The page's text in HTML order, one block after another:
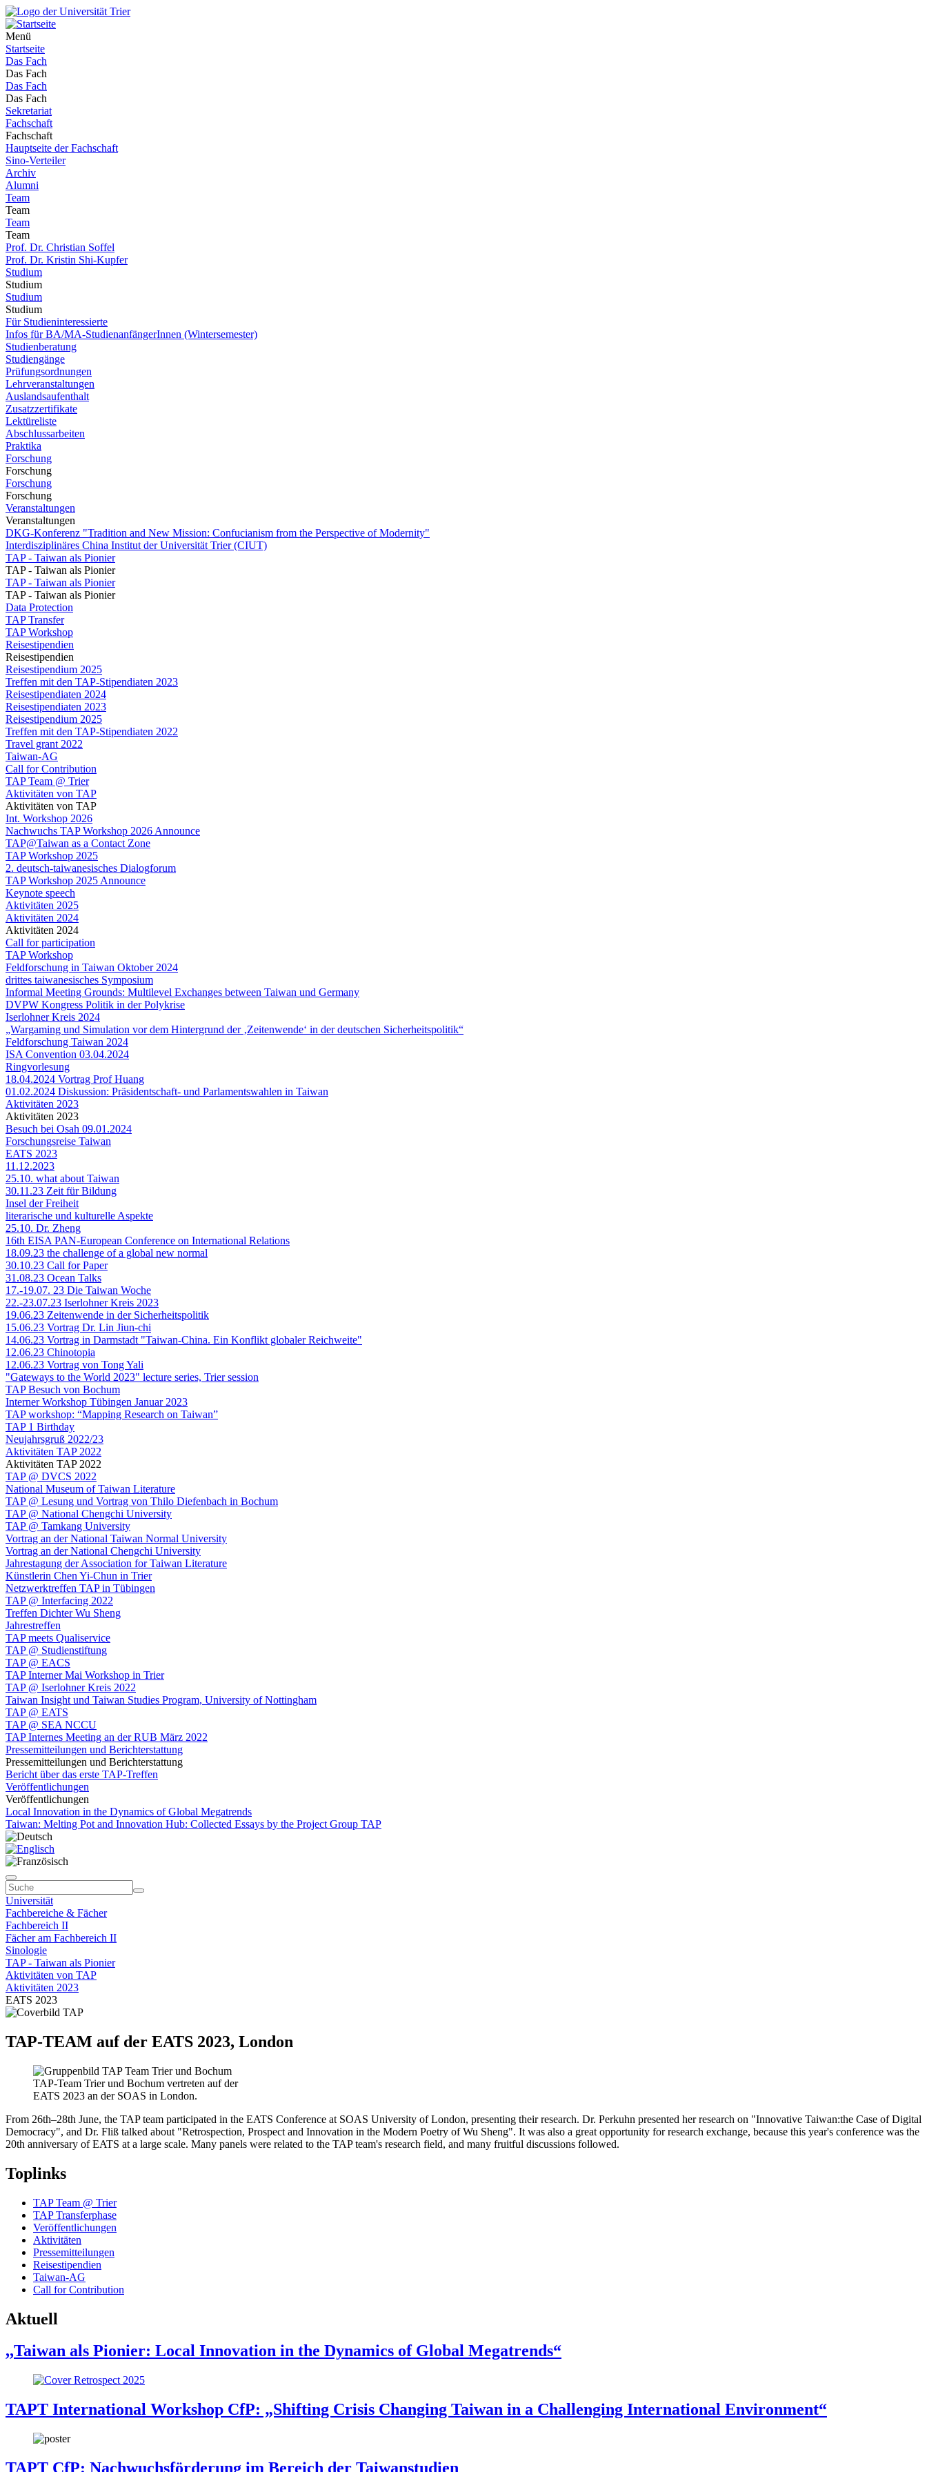
Menü
Startseite
Das Fach
Das Fach
Das Fach
Das Fach
Sekretariat
Fachschaft
Fachschaft
Hauptseite der Fachschaft
Sino-Verteiler
Archiv
Alumni
Team
Team
Team
Team
Prof. Dr. Christian Soffel
Prof. Dr. Kristin Shi-Kupfer
Studium
Studium
Studium
Studium
Für Studieninteressierte
Infos für BA/MA-StudienanfängerInnen (Wintersemester)
Studienberatung
Studiengänge
Prüfungsordnungen
Lehrveranstaltungen
Auslandsaufenthalt
Zusatzzertifikate
Lektüreliste
Abschlussarbeiten
Praktika
Forschung
Forschung
Forschung
Forschung
Veranstaltungen
Veranstaltungen
DKG-Konferenz "Tradition and New Mission: Confucianism from the Perspective of Modernity"
Interdisziplinäres China Institut der Universität Trier (CIUT)
TAP - Taiwan als Pionier
TAP - Taiwan als Pionier
TAP - Taiwan als Pionier
TAP - Taiwan als Pionier
Data Protection
TAP Transfer
TAP Workshop
Reisestipendien
Reisestipendien
Reisestipendium 2025
Treffen mit den TAP-Stipendiaten 2023
Reisestipendiaten 2024
Reisestipendiaten 2023
Reisestipendium 2025
Treffen mit den TAP-Stipendiaten 2022
Travel grant 2022
Taiwan-AG
Call for Contribution
TAP Team @ Trier
Aktivitäten von TAP
Aktivitäten von TAP
Int. Workshop 2026
Nachwuchs TAP Workshop 2026 Announce
TAP@Taiwan as a Contact Zone
TAP Workshop 2025
2. deutsch-taiwanesisches Dialogforum
TAP Workshop 2025 Announce
Keynote speech
Aktivitäten 2025
Aktivitäten 2024
Aktivitäten 2024
Call for participation
TAP Workshop
Feldforschung in Taiwan Oktober 2024
drittes taiwanesisches Symposium
Informal Meeting Grounds: Multilevel Exchanges between Taiwan und Germany
DVPW Kongress Politik in der Polykrise
Iserlohner Kreis 2024
„Wargaming und Simulation vor dem Hintergrund der ‚Zeitenwende‘ in der deutschen Sicherheitspolitik“
Feldforschung Taiwan 2024
ISA Convention 03.04.2024
Ringvorlesung
18.04.2024 Vortrag Prof Huang
01.02.2024 Diskussion: Präsidentschaft- und Parlamentswahlen in Taiwan
Aktivitäten 2023
Aktivitäten 2023
Besuch bei Osah 09.01.2024
Forschungsreise Taiwan
EATS 2023
11.12.2023
25.10. what about Taiwan
30.11.23 Zeit für Bildung
Insel der Freiheit
literarische und kulturelle Aspekte
25.10. Dr. Zheng
16th EISA PAN-European Conference on International Relations
18.09.23 the challenge of a global new normal
30.10.23 Call for Paper
31.08.23 Ocean Talks
17.-19.07. 23 Die Taiwan Woche
22.-23.07.23 Iserlohner Kreis 2023
19.06.23 Zeitenwende in der Sicherheitspolitik
15.06.23 Vortrag Dr. Lin Jiun-chi
14.06.23 Vortrag in Darmstadt "Taiwan-China. Ein Konflikt globaler Reichweite"
12.06.23 Chinotopia
12.06.23 Vortrag von Tong Yali
"Gateways to the World 2023" lecture series, Trier session
TAP Besuch von Bochum
Interner Workshop Tübingen Januar 2023
TAP workshop: “Mapping Research on Taiwan”
TAP 1 Birthday
Neujahrsgruß 2022/23
Aktivitäten TAP 2022
Aktivitäten TAP 2022
TAP @ DVCS 2022
National Museum of Taiwan Literature
TAP @ Lesung und Vortrag von Thilo Diefenbach in Bochum
TAP @ National Chengchi University
TAP @ Tamkang University
Vortrag an der National Taiwan Normal University
Vortrag an der National Chengchi University
Jahrestagung der Association for Taiwan Literature
Künstlerin Chen Yi-Chun in Trier
Netzwerktreffen TAP in Tübingen
TAP @ Interfacing 2022
Treffen Dichter Wu Sheng
Jahrestreffen
TAP meets Qualiservice
TAP @ Studienstiftung
TAP @ EACS
TAP Interner Mai Workshop in Trier
TAP @ Iserlohner Kreis 2022
Taiwan Insight und Taiwan Studies Program, University of Nottingham
TAP @ EATS
TAP @ SEA NCCU
TAP Internes Meeting an der RUB März 2022
Pressemitteilungen und Berichterstattung
Pressemitteilungen und Berichterstattung
Bericht über das erste TAP-Treffen
Veröffentlichungen
Veröffentlichungen
Local Innovation in the Dynamics of Global Megatrends
Taiwan: Melting Pot and Innovation Hub: Collected Essays by the Project Group TAP
Universität
Fachbereiche & Fächer
Fachbereich II
Fächer am Fachbereich II
Sinologie
TAP - Taiwan als Pionier
Aktivitäten von TAP
Aktivitäten 2023
EATS 2023
TAP-TEAM auf der EATS 2023, London
TAP-Team Trier und Bochum vertreten auf der
EATS 2023 an der SOAS in London.
From 26th–28th June, the TAP team participated in the EATS Conference at SOAS University of London, presenting their research. Dr. Perkuhn presented her research on "Innovative Taiwan:the Case of Digital
Democracy", and Dr. Fliß talked about "Retrospection, Prospect and Innovation in the Modern Poetry of Wu Sheng". It was also a great opportunity for research exchange, because this year's conference was the
20th anniversary of EATS at a large scale. Many panels were related to the TAP team's research field, and many fruitful discussions followed.
Toplinks
TAP Team @ Trier
TAP Transferphase
Veröffentlichungen
Aktivitäten
Pressemitteilungen
Reisestipendien
Taiwan-AG
Call for Contribution
Aktuell
,,Taiwan als Pionier: Local Innovation in the Dynamics of Global Megatrends“
TAPT International Workshop CfP: „Shifting Crisis Changing Taiwan in a Challenging International Environment“
TAPT CfP: Nachwuchsförderung im Bereich der Taiwanstudien